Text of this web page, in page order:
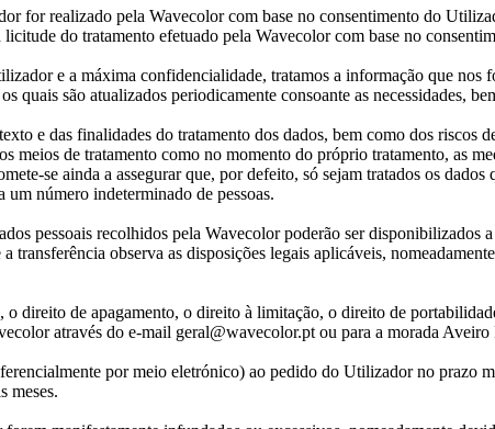
for realizado pela Wavecolor com base no consentimento do
do tratamento efetuado pela Wavecolor com base no
e a máxima confidencialidade, tratamos a informação que
quais são atualizados periodicamente consoante as necessidades,
e das finalidades do tratamento dos dados, bem como dos
meios de tratamento como no momento do próprio tratamento, as
se ainda a assegurar que, por defeito, só sejam tratados os
número indeterminado de pessoas.
pessoais recolhidos pela Wavecolor poderão ser
transferência observa as disposições legais aplicáveis,
direito de apagamento, o direito à limitação, o direito de
através do e-mail geral@wavecolor.pt ou para a morada
por meio eletrónico) ao pedido do Utilizador no prazo
meses.